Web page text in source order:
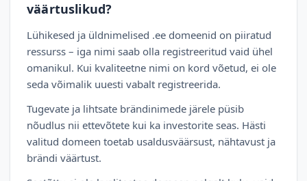
väärtuslikud?
Lühikesed ja üldnimelised .ee domeenid on piiratud
ressurss – iga nimi saab olla registreeritud vaid ühel
omanikul. Kui kvaliteetne nimi on kord võetud, ei ole
seda võimalik uuesti vabalt registreerida.
Tugevate ja lihtsate brändinimede järele püsib
nõudlus nii ettevõtete kui ka investorite seas. Hästi
valitud domeen toetab usaldusväärsust, nähtavust ja
brändi väärtust.